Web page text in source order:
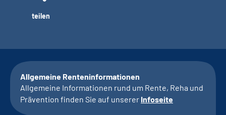
teilen
Allgemeine Renteninformationen
Allgemeine Informationen rund um Rente, Reha und
Prävention finden Sie auf unserer Infoseite